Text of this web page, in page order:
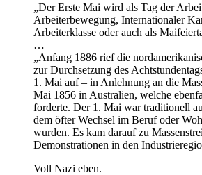
„Der Erste Mai wird als Tag der
Arbeiterbewegung, Internationaler
Arbeiterklasse oder auch als
…
„Anfang 1886 rief die
zur Durchsetzung des
1. Mai auf – in Anlehnung an die
Mai 1856 in Australien, welche
forderte. Der 1. Mai war traditionell
dem öfter Wechsel im Beruf oder
wurden. Es kam darauf zu
Demonstrationen in den
Voll Nazi eben.